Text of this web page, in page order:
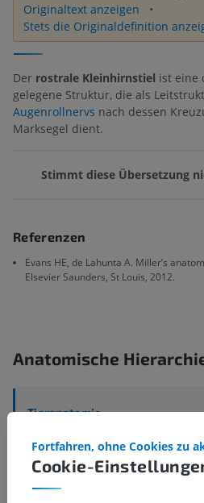
Originaltext anzeigen
Stets die Originaldefinition
Der rostrale Kleinhirnstiel ist eine
gelegene Struktur, die als
Augenrollnervs nach dessen
Marksegel dient.
Stimmt diese Übersetzung
Referenzen
Evans HE, de Lahunta A. Miller’s
Elsevier Saunders, St Louis, 2012.
Anatomische
Tieranatomie
Nervensystem> Zentrales
Mittelhirn
Sektionen des
Rostraler Kleinhirnstiel
Cookie-
Fortfahren, ohne Cookies zu